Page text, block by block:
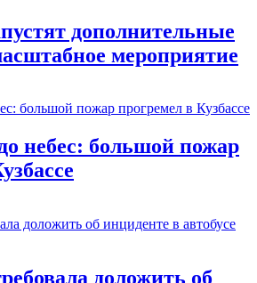
дополнительные
мероприятие
небес: большой пожар
доложить об